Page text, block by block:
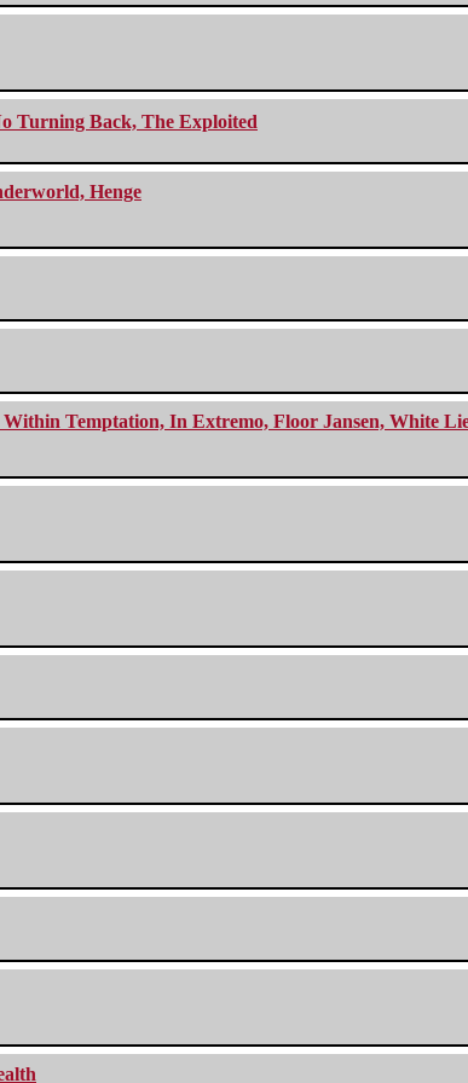
Turning Back, The Exploited
Henge
Temptation, In Extremo, Floor Jansen, White